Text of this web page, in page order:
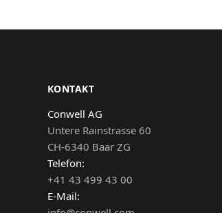
KONTAKT
Conwell AG
Untere Rainstrasse 60
CH-6340 Baar ZG
Telefon:
+41 43 499 43 00
E-Mail: